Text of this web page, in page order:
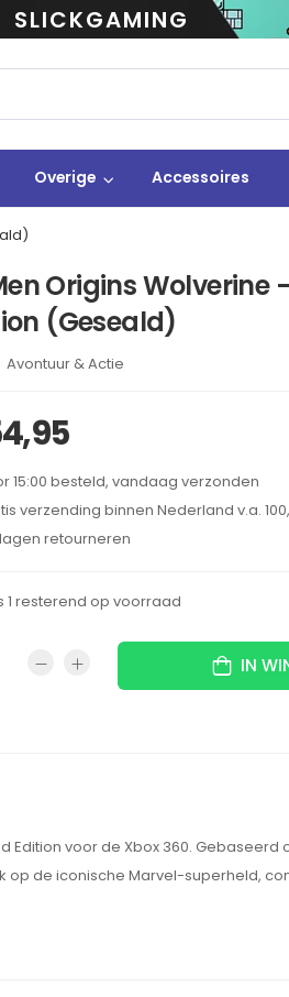
SLICKGAMING
Overige Accessoires
Origins Wolverine
(Geseald)
Brand:
Avontuur & Actie
15:00 besteld, vandaag verzonden
verzending binnen Nederland v.a.
retourneren
1 resterend op voorraad
IN
voor de Xbox 360. Gebaseerd
op de iconische Marvel-superheld,